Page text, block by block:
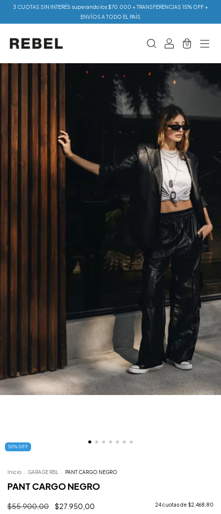
3 CUOTAS SIN INTERÉS superando los $70.000 + TRANSFERENCIAS 15% OFF +
ENVÍOS A TODO EL PAÍS
0
50% OFF
Inicio . GARAGE RBL . PANT CARGO NEGRO
PANT CARGO NEGRO
$55.900,00 $27.950,00 24cuotas de $2.468,80